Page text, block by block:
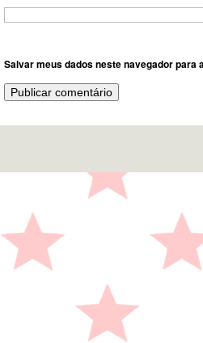
Salvar meus dados neste navegador para